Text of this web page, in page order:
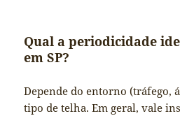
Qual a periodicidade
em SP?
Depende do entorno (tráfego,
tipo de telha. Em geral, vale